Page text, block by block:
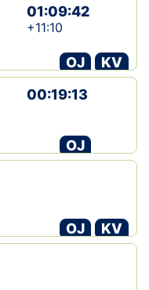
01:09:42
+11:10
OJ
KV
00:19:13
OJ
OJ
KV